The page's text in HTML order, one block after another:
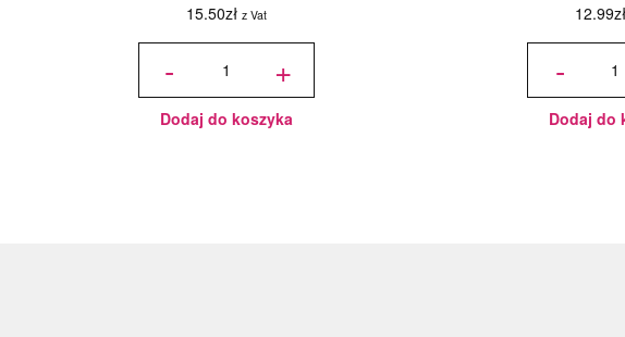
15.50zł z Vat
-
ilość Karton
36x36x45/30
cm Biały - 1 +
Dodaj do koszyka
12.99zł
-
ilość
okrągły
Choinki
cm - PC
Dodaj do